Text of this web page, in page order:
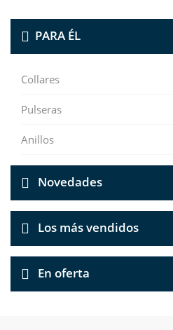
PARA ÉL
Collares
Pulseras
Anillos
Novedades
Los más vendidos
En oferta